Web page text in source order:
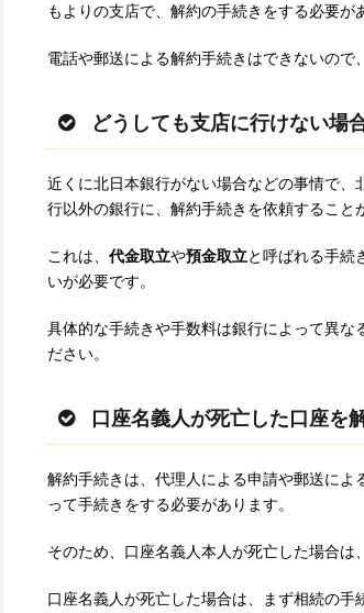
もよりの支店で、解約の手続きをする必要が
電話や郵送による解約手続きはできないので
どうしても支店に行けない場
近くに北日本銀行がない場合などの事情で
行以外の銀行に、解約手続きを依頼すること
これは、 代金取立や預金取立と呼ばれる手続
いが必要です。
具体的な手続きや手数料は銀行によって異な
ださい。
口座名義人が死亡した口座を
解約手続きは、代理人による申請や郵送に
って手続きをする必要があります。
そのため、口座名義人本人が死亡した場合は
口座名義人が死亡した場合は、まず相続の手